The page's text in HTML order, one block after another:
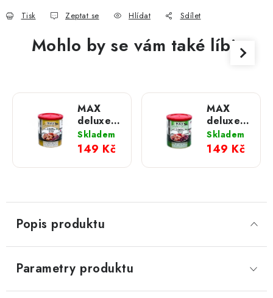
Tisk Zeptat se Hlídat Sdílet
Mohlo by se vám také líbit
MAX
deluxe
Kostky
libové
svaloviny
se
Skladem
149 Kč
MAX
deluxe
Kostky
libové
svaloviny
se
Skladem
149 Kč
Popis produktu
Parametry produktu